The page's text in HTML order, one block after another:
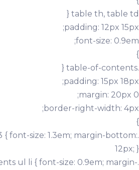
table th, table td {
padding: 12px 15px;
font-size: 0.9em;
}
.table-of-contents {
padding: 15px 18px;
margin: 20px 0;
border-right-width: 4px;
}
font-size: 1.3em; margin-bottom:
12px; }
ul li { font-size: 0.9em; margin-